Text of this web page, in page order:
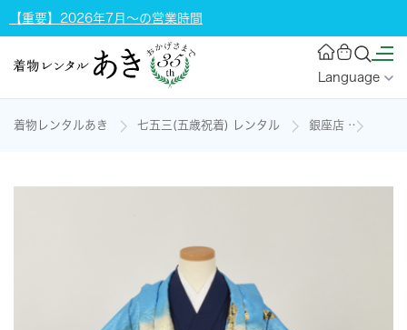
【重要】2026年7月～の営業時間
Language
着物レンタルあき 七五三(五歳祝着) レンタル 銀座店